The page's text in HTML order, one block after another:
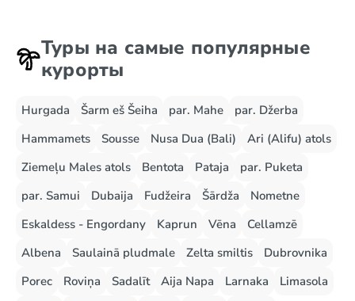
Туры на самые популярные
курорты
Hurgada Šarm eš Šeiha par. Mahe
par. Džerba
Hammamets
Sousse Nusa Dua (Bali)
Ari (Alifu) atols
Ziemeļu Males atols
Bentota Pataja
par. Puketa
par. Samui
Dubaija Fudžeira Šārdža
Nometne
Eskaldess - Engordany
Kaprun Vēna
Cellamzē
Albena
Saulainā pludmale Zelta smiltis
Dubrovnika
Porec
Roviņa Sadalīt Aija Napa Larnaka
Limasola